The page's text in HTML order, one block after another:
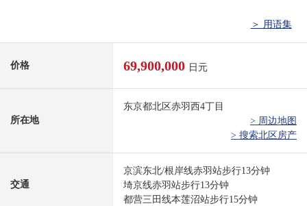
＞ 用语集
价格 69,900,000 日元
所在地
东京都北区赤羽西4丁目
> 周边地图
> 搜索北区房产
交通
京滨东北/根岸线赤羽站步行13分钟
埼京线赤羽站步行13分钟
都营三田线本莲沼站步行15分钟